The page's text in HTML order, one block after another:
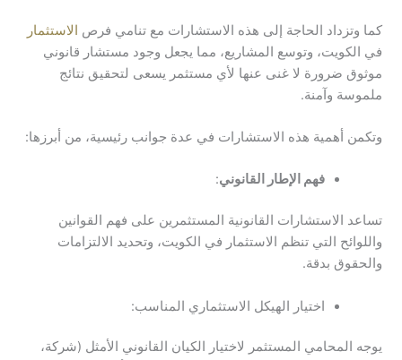
كما وتزداد الحاجة إلى هذه الاستشارات مع تنامي فرص الاستثمار
في الكويت، وتوسع المشاريع، مما يجعل وجود مستشار قانوني
موثوق ضرورة لا غنى عنها لأي مستثمر يسعى لتحقيق نتائج
ملموسة وآمنة.
وتكمن أهمية هذه الاستشارات في عدة جوانب رئيسية، من أبرزها:
فهم الإطار القانوني:
تساعد الاستشارات القانونية المستثمرين على فهم القوانين
واللوائح التي تنظم الاستثمار في الكويت، وتحديد الالتزامات
والحقوق بدقة.
اختيار الهيكل الاستثماري المناسب:
يوجه المحامي المستثمر لاختيار الكيان القانوني الأمثل (شركة،